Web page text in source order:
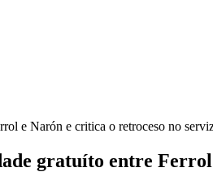
e Narón e critica o retroceso no
gratuíto entre